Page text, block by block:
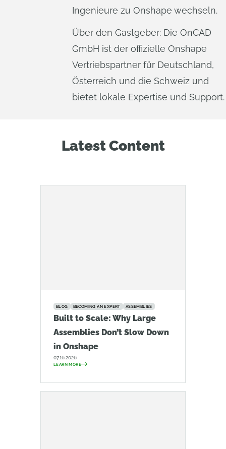
Ingenieure zu Onshape wechseln.
Über den Gastgeber: Die OnCAD
GmbH ist der offizielle Onshape
Vertriebspartner für Deutschland,
Österreich und die Schweiz und
bietet lokale Expertise und Support.
Latest Content
BLOG BECOMING AN EXPERT ASSEMBLIES
Built to Scale: Why Large
Assemblies Don’t Slow Down
in Onshape
07.16.2026
LEARN MORE